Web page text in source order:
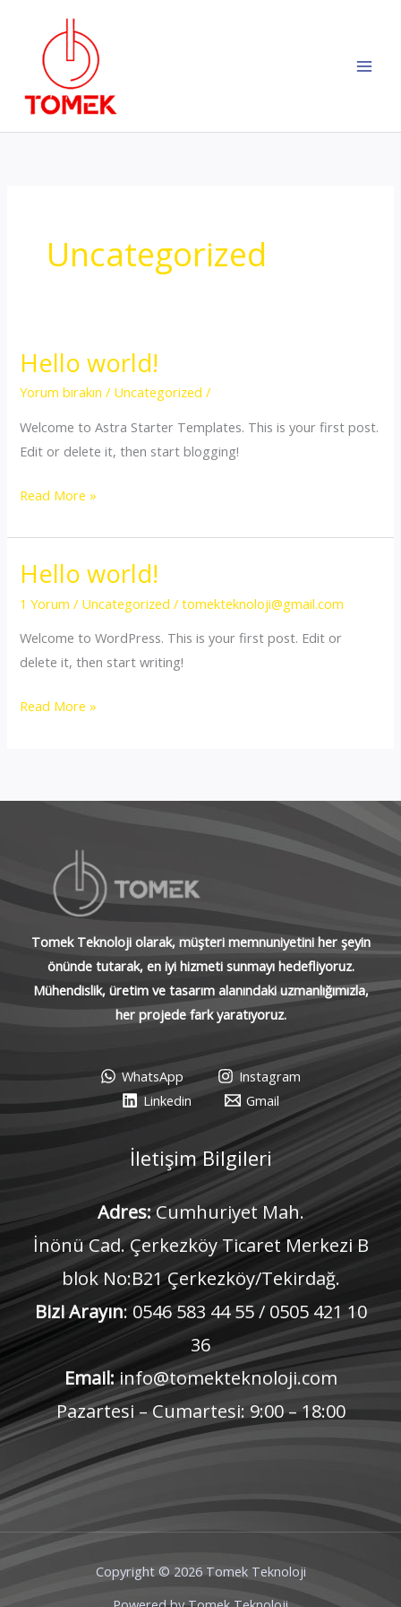
Uncategorized
Hello world!
Yorum bırakın / Uncategorized /
Welcome to Astra Starter Templates. This is your first post.
Edit or delete it, then start blogging!
Hello
Read More »
Hello world!
1 Yorum / Uncategorized /tomekteknoloji@gmail.com
Welcome to WordPress. This is your first post. Edit or
delete it, then start writing!
Hello
Read More »
Tomek Teknoloji olarak, müşteri memnuniyetini her şeyin
önünde tutarak, en iyi hizmeti sunmayı hedefliyoruz.
Mühendislik, üretim ve tasarım alanındaki uzmanlığımızla,
her projede fark yaratıyoruz.
WhatsApp
Instagram
Linkedin
Gmail
İletişim Bilgileri
Adres:Cumhuriyet Mah.
İnönü Cad. Çerkezköy Ticaret Merkezi B
blok No:B21 Çerkezköy/Tekirdağ.
Bizi Arayın: 0546 583 44 55 / 0505 421 10
36
Email:info@tomekteknoloji.com
Pazartesi – Cumartesi: 9:00 – 18:00
Copyright © 2026 Tomek Teknoloji